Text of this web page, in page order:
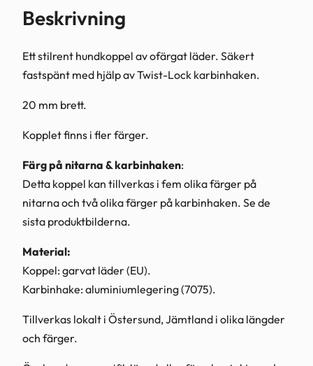
k
e
k
o
p
e
l
m
w
i
s
L
Beskrivning
Ett stilrent hundkoppel av ofärgat läder. Säkert
fastspänt med hjälp av Twist-Lock karbinhaken.
20 mm brett.
Kopplet finns i fler färger.
Färg på nitarna & karbinhaken:
Detta koppel kan tillverkas i fem olika färger på
nitarna och två olika färger på karbinhaken. Se de
sista produktbilderna.
Material:
Koppel: garvat läder (EU).
Karbinhake: aluminiumlegering (7075).
Tillverkas lokalt i Östersund, Jämtland i olika längder
och färger.